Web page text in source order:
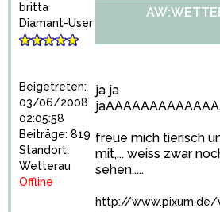
britta
Diamant-User
Beigetreten:
03/06/2008
02:05:58
Beiträge: 819
Standort:
Wetterau
Offline
ja ja
freue mich tierisch
mit,... weiss zwar
sehen,....
http://www.pixum.de/